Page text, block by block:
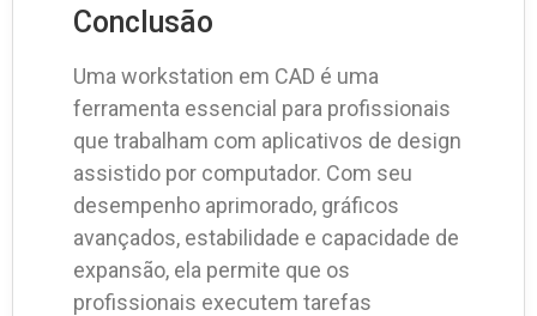
Conclusão
Uma workstation em CAD é uma
ferramenta essencial para profissionais
que trabalham com aplicativos de design
assistido por computador. Com seu
desempenho aprimorado, gráficos
avançados, estabilidade e capacidade de
expansão, ela permite que os
profissionais executem tarefas